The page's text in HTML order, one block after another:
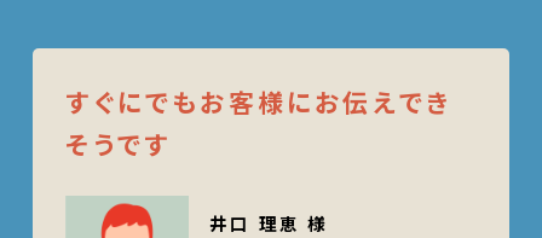
すぐにでもお客様にお伝えでき
そうです
井口 理恵 様